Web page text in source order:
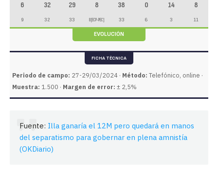
6 32 29 8 38 0 14 8
9 32 33 8 [ECP-PEC] 33 6 3 11
EVOLUCIÓN
FICHA TÉCNICA
Periodo de campo: 27-29/03/2024 · Método: Telefónico, online ·
Muestra: 1.500 · Margen de error: ± 2,5%
Fuente: Illa ganaría el 12M pero quedará en manos
del separatismo para gobernar en plena amnistía
(OKDiario)